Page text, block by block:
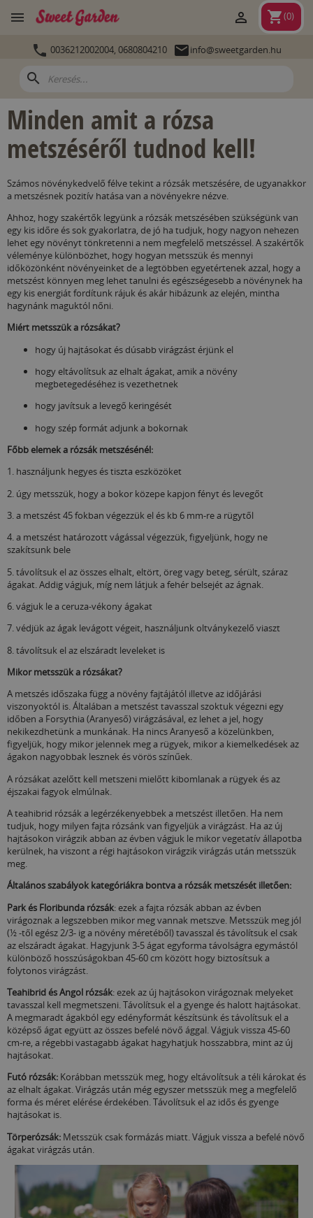
 shopping_cart(0)

 0036212002004, 0680804210 info@sweetgarden.hu
search
Minden amit a rózsa
metszéséről tudnod kell!
Számos növénykedvelő félve tekint a rózsák metszésére, de ugyanakkor
a metszésnek pozitív hatása van a növényekre nézve.
Ahhoz, hogy szakértők legyünk a rózsák metszésében szükségünk van
egy kis időre és sok gyakorlatra, de jó ha tudjuk, hogy nagyon nehezen
lehet egy növényt tönkretenni a nem megfelelő metszéssel. A szakértők
véleménye különbözhet, hogy hogyan metsszük és mennyi
időközönként növényeinket de a legtöbben egyetértenek azzal, hogy a
metszést könnyen meg lehet tanulni és egészségesebb a növénynek ha
egy kis energiát fordítunk rájuk és akár hibázunk az elején, mintha
hagynánk maguktól nőni.
Miért metsszük a rózsákat?
hogy új hajtásokat és dúsabb virágzást érjünk el
hogy eltávolítsuk az elhalt ágakat, amik a növény
megbetegedéséhez is vezethetnek
hogy javítsuk a levegő keringését
hogy szép formát adjunk a bokornak
Főbb elemek a rózsák metszésénél:
1. használjunk hegyes és tiszta eszközöket
2. úgy metsszük, hogy a bokor közepe kapjon fényt és levegőt
3. a metszést 45 fokban végezzük el és kb 6 mm-re a rügytől
4. a metszést határozott vágással végezzük, figyeljünk, hogy ne
szakítsunk bele
5. távolítsuk el az összes elhalt, eltört, öreg vagy beteg, sérült, száraz
ágakat. Addig vágjuk, míg nem látjuk a fehér belsejét az ágnak.
6. vágjuk le a ceruza-vékony ágakat
7. védjük az ágak levágott végeit, használjunk oltványkezelő viaszt
8. távolítsuk el az elszáradt leveleket is
Mikor metsszük a rózsákat?
A metszés időszaka függ a növény fajtájától illetve az időjárási
viszonyoktól is. Általában a metszést tavasszal szoktuk végezni egy
időben a Forsythia (Aranyeső) virágzásával, ez lehet a jel, hogy
nekikezdhetünk a munkának. Ha nincs Aranyeső a közelünkben,
figyeljük, hogy mikor jelennek meg a rügyek, mikor a kiemelkedések az
ágakon nagyobbak lesznek és vörös színűek.
A rózsákat azelőtt kell metszeni mielőtt kibomlanak a rügyek és az
éjszakai fagyok elmúlnak.
A teahibrid rózsák a legérzékenyebbek a metszést illetően. Ha nem
tudjuk, hogy milyen fajta rózsánk van figyeljük a virágzást. Ha az új
hajtásokon virágzik abban az évben vágjuk le mikor vegetatív állapotba
kerülnek, ha viszont a régi hajtásokon virágzik virágzás után metsszük
meg.
Általános szabályok kategóriákra bontva a rózsák metszését illetően:
Park és Floribunda rózsák: ezek a fajta rózsák abban az évben
virágoznak a legszebben mikor meg vannak metszve. Metsszük meg jól
(½ -től egész 2/3- ig a növény méretéből) tavasszal és távolítsuk el csak
az elszáradt ágakat. Hagyjunk 3-5 ágat egyforma távolságra egymástól
különböző hosszúságokban 45-60 cm között hogy biztosítsuk a
folytonos virágzást.
Teahibrid ésAngol rózsák: ezek az új hajtásokon virágoznak melyeket
tavasszal kell megmetszeni. Távolítsuk el a gyenge és halott hajtásokat.
A megmaradt ágakból egy edényformát készítsünk és távolítsuk el a
középső ágat együtt az összes befelé növő ággal. Vágjuk vissza 45-60
cm-re, a régebbi vastagabb ágakat hagyhatjuk hosszabbra, mint az új
hajtásokat.
Futó rózsák: Korábban metsszük meg, hogy eltávolítsuk a téli károkat és
az elhalt ágakat. Virágzás után még egyszer metsszük meg a megfelelő
forma és méret elérése érdekében. Távolítsuk el az idős és gyenge
hajtásokat is.
Törperózsák: Metsszük csak formázás miatt. Vágjuk vissza a befelé növő
ágakat virágzás után.